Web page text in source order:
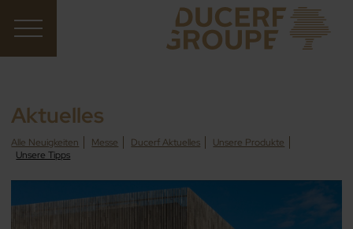
Aktuelles
Alle Neuigkeiten Messe Ducerf Aktuelles
Unsere Produkte
Unsere Tipps